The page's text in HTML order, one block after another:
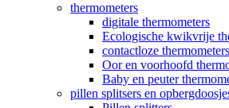
thermometers
digitale thermometers
Ecologische kwikvrije
contactloze thermometers
Oor en voorhoofd
Baby en peuter
pillen splitsers en